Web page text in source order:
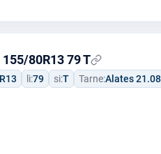
80R13 79 T
li:79 si:T Tarne:Alates